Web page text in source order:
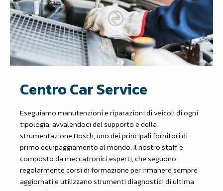
Centro Car Service
Eseguiamo manutenzioni e riparazioni di veicoli di ogni
tipologia, avvalendoci del supporto e della
strumentazione Bosch, uno dei principali fornitori di
primo equipaggiamento al mondo. Il nostro staff è
composto da meccatronici esperti, che seguono
regolarmente corsi di formazione per rimanere sempre
aggiornati e utilizzano strumenti diagnostici di ultima